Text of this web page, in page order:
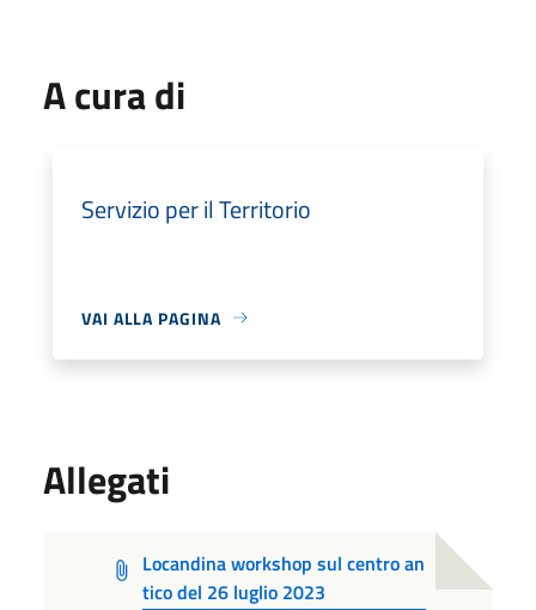
A cura di
Servizio per il Territorio
VAI ALLA PAGINA
Allegati
Locandina workshop sul centro an
tico del 26 luglio 2023